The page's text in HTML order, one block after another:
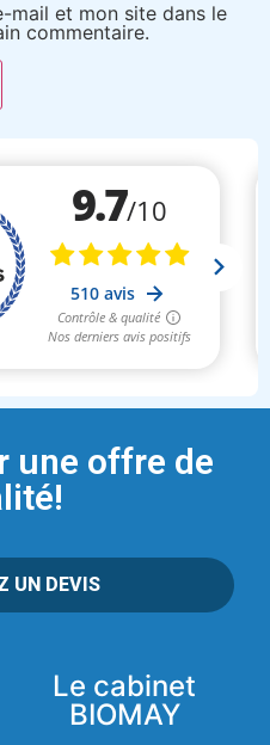
mail et mon site dans le
commentaire.
une offre de
UN DEVIS
Le cabinet
BIOMAY